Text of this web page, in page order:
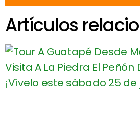
Artículos